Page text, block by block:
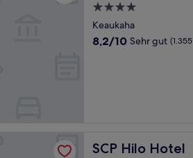
4.0-
Sterne-
Unterkunft
Keaukaha
8.2
8,2/10 Sehr gut
SCP Hilo Hotel
SCP Hilo Hotel